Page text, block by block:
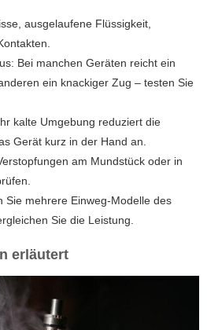
ausgelaufene Flüssigkeit,
Bei manchen Geräten reicht ein
ein knackiger Zug – testen Sie
kalte Umgebung reduziert die
Gerät kurz in der Hand an.
am Mundstück oder in
Sie mehrere Einweg-Modelle des
Sie die Leistung.
erläutert